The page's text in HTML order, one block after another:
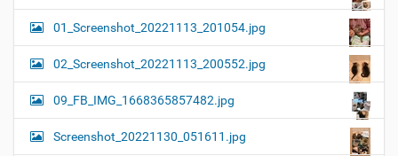
01_Screenshot_20221113_201054.jpg
02_Screenshot_20221113_200552.jpg
09_FB_IMG_1668365857482.jpg
Screenshot_20221130_051611.jpg